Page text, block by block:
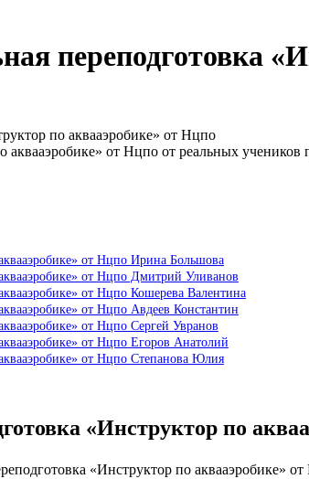
переподготовка
по аквааэробике» от Нцпо
от Нцпо от реальных учеников
от Нцпо Ирина Большова
от Нцпо Дмитрий Уливанов
от Нцпо Кошерева Валентина
от Нцпо Авдеев Константин
от Нцпо Сергей Увранов
от Нцпо Егоров Анатолий
от Нцпо Степанова Юлия
«Инструктор по
«Инструктор по аквааэробике»